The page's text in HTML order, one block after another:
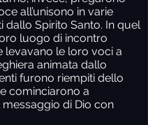
all’unisono in varie
dallo Spirito Santo. In quel
luogo di incontro
levavano le loro voci a
animata dallo
furono riempiti dello
cominciarono a
di Dio con